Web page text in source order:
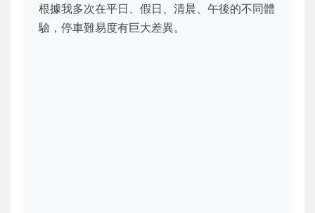
根據我多次在平日、假日、清晨、午後的不同體
驗，停車難易度有巨大差異。